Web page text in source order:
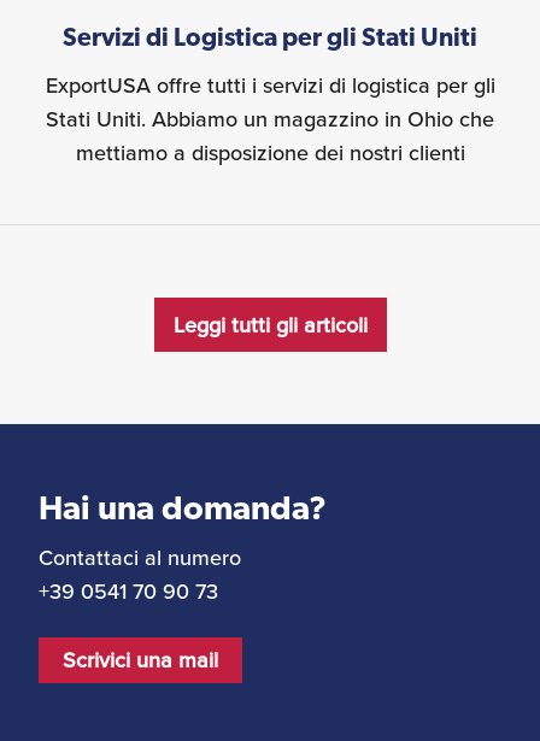
Servizi di Logistica per gli Stati Uniti
ExportUSA offre tutti i servizi di logistica per gli
Stati Uniti. Abbiamo un magazzino in Ohio che
mettiamo a disposizione dei nostri clienti
Leggi tutti gli articoli
Hai una domanda?
Contattaci al numero
+39 0541 70 90 73
Scrivici una mail